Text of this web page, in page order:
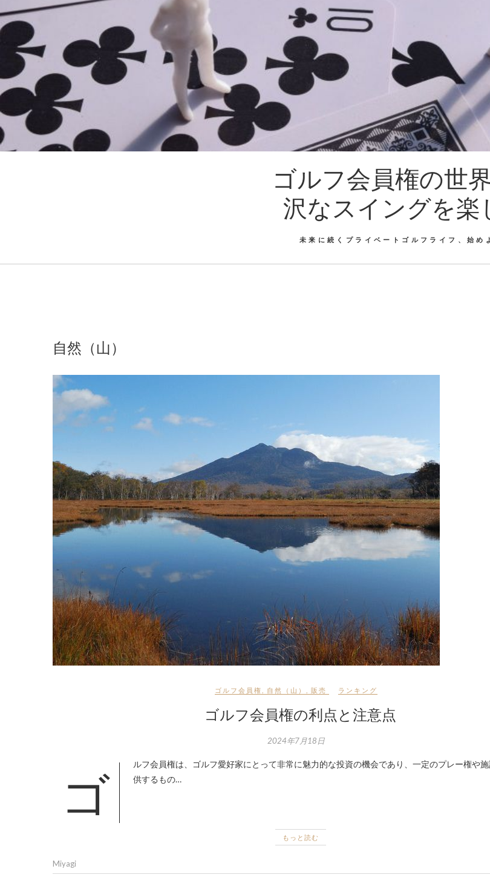
ゴルフ会員権の世
沢なスイングを楽
未来に続くプライベートゴルフライフ、始め
自然（山）
ゴルフ会員権 自然（山） 販売 ランキング
ゴルフ会員権の利点と注意点
2024年7月18日
ゴルフ会員権は、ゴルフ愛好家にとって非常に魅力的な投資の機会であり、一定のプレー権や施設の利用権を提 供するもの…
もっと読む
Miyagi